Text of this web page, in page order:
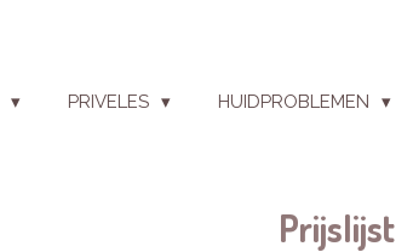
PRIVELES HUIDPROBLEMEN
Prijslijst